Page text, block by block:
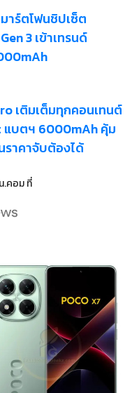
าร์ตโฟนชิปเซ็ต
3 เข้าเทรนด์
เติมเต็มทุกคอนเทนต์
แบตฯ 6000mAh คุ้ม
ราคาจับต้องได้
.คอมที่